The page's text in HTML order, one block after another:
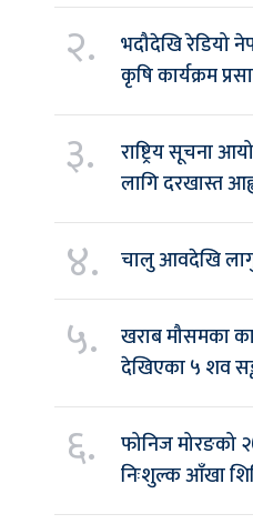
२.
भदौदेखि रेडियो
कृषि कार्यक्रम
३.
राष्ट्रिय सूचना
लागि दरखास्त
४. चालु आवदेखि
५.
खराब मौसमका
देखिएका ५ शव
६.
फोनिज मोरङको
निःशुल्क आँखा